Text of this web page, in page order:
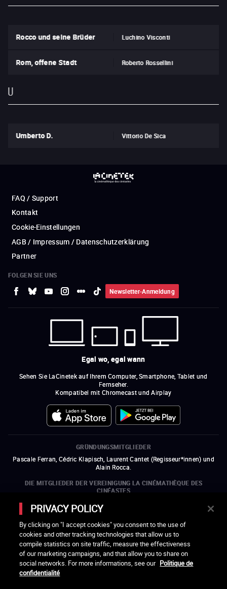
Rocco und seine Brüder Luchino Visconti
Rom, offene Stadt Roberto Rossellini
U
Umberto D. Vittorio De Sica
FAQ / Support
Kontakt
Cookie-Einstellungen
AGB / Impressum / Datenschutzerklärung
Partner
FOLGEN SIE UNS
Newsletter-Anmeldung
Egal wo, egal wann
Sehen Sie LaCinetek auf Ihrem Computer, Smartphone, Tablet und
Fernseher.
Kompatibel mit Chromecast und Airplay
GRÜNDUNGSMITGLIEDER
Pascale Ferran, Cédric Klapisch, Laurent Cantet (Regisseur*innen) und
Alain Rocca.
DIE MITGLIEDER DER VEREINIGUNG LA CINÉMATHÈQUE DES
CINÉASTES
Olivier Assayas, Bertrand Bonello, Michel Hazanavicius (Repräsentant der
ARP), Rebecca Zlotowski und Mikael Buch (Repräsentant der SRF)
DIE MITGLIEDSORGANISATIONEN DER VEREINIGUNG LA
CINÉMATHÈQUE DES CINÉASTES
PRIVACY POLICY
By clicking on "I accept cookies" you consent to the use of
cookies and other tracking technologies that allow us to
compile statistics on site traffic, measure the effectiveness
of our marketing campaigns, and that allow you to share on
social networks. For more informations, see our Politique de
confidentialité